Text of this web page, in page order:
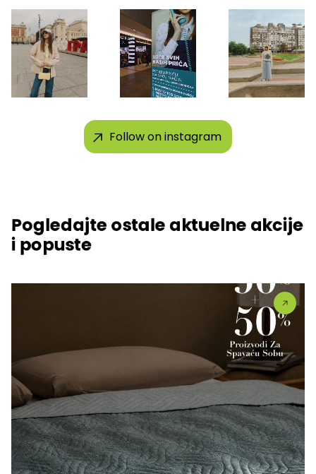
Follow on instagram
Pogledajte ostale aktuelne akcije
i popuste